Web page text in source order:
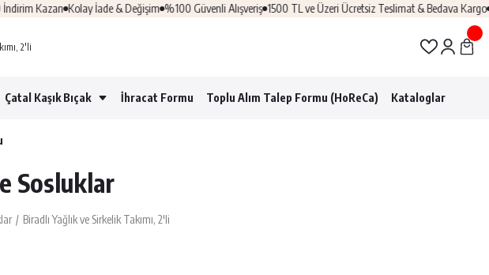
Kazan Kolay İade & Değişim %100 Güvenli Alışveriş 1500 TL ve Üzeri Ücretsiz Teslimat & Bedava Kargo
Çatal Kaşık Bıçak İhracat Formu Toplu Alım Talep Formu (HoReCa) Kataloglar
Sosluklar
Biradlı Yağlık ve Sirkelik Takımı, 2'li